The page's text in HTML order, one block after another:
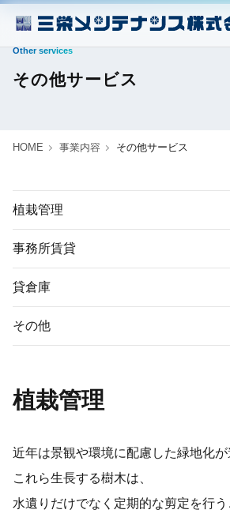
Other services
その他サービス
HOME 事業内容 その他サービス
植栽管理
事務所賃貸
貸倉庫
その他
植栽管理
近年は景観や環境に配慮した緑地化が
これら生長する樹木は、
水遺りだけでなく定期的な剪定を行